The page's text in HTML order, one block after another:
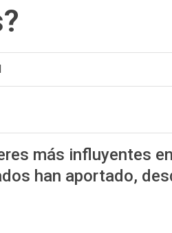
más influyentes
han aportado,